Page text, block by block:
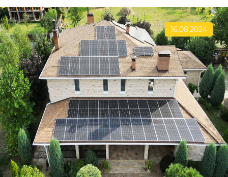
16.08.2024